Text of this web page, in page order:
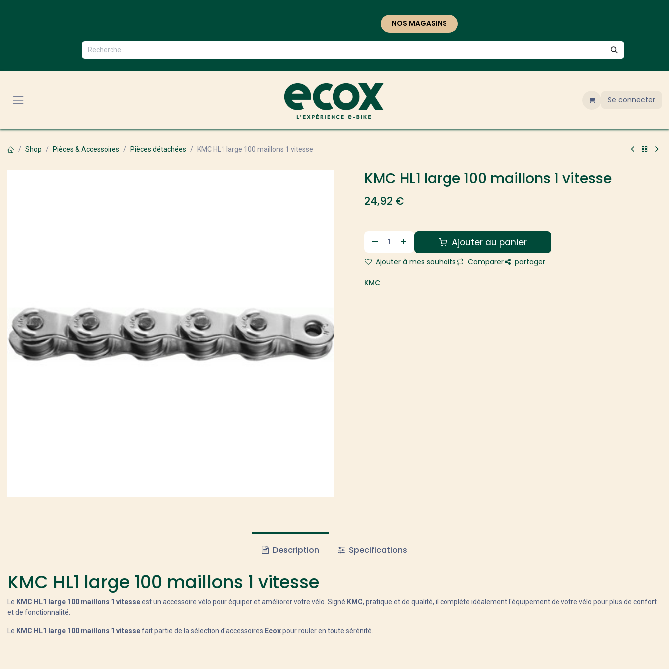
NOS MAGASINS
Se connecter
Shop Pièces & Accessoires Pièces détachées KMC HL1 large 100 maillons 1 vitesse
KMC HL1 large 100 maillons 1 vitesse
24,92 €
Ajouter au panier
Ajouter à mes souhaits Comparer partager
KMC
Description Specifications
KMC HL1 large 100 maillons 1 vitesse
Le KMC HL1 large 100 maillons 1 vitesseest un accessoire vélo pour équiper et améliorer votre vélo. Signé KMC, pratique et de qualité, il complète idéalement l'équipement de votre vélo pour plus de confort
et de fonctionnalité.
Le KMC HL1 large 100 maillons 1 vitessefait partie de la sélection d'accessoires Ecoxpour rouler en toute sérénité.